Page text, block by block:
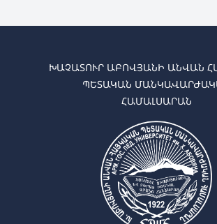
ԽԱՉԱՏՈՒՐ ԱԲՈՎՅԱՆԻ ԱՆՎԱՆ
ՊԵՏԱԿԱՆ
ՀԱՄԱԼՍԱՐԱՆ